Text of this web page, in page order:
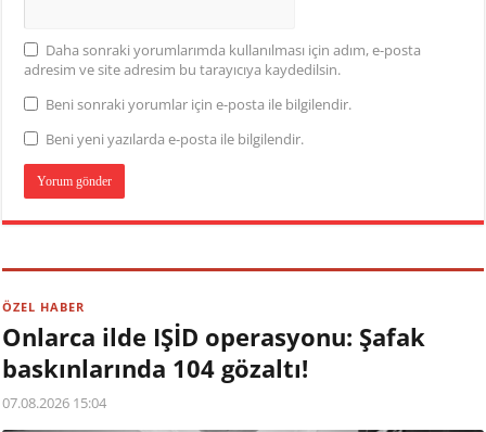
Daha sonraki yorumlarımda kullanılması için adım, e-posta
adresim ve site adresim bu tarayıcıya kaydedilsin.
Beni sonraki yorumlar için e-posta ile bilgilendir.
Beni yeni yazılarda e-posta ile bilgilendir.
ÖZEL HABER
Onlarca ilde IŞİD operasyonu: Şafak
baskınlarında 104 gözaltı!
07.08.2026 15:04